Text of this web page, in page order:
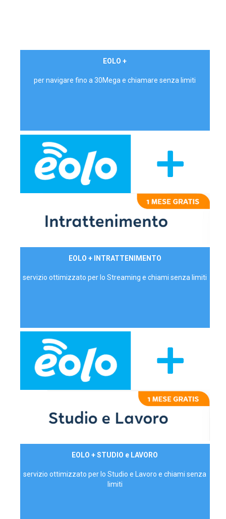
EOLO +
per navigare fino a 30Mega e chiamare senza limiti
EOLO + INTRATTENIMENTO
servizio ottimizzato per lo Streaming e chiami senza limiti
EOLO + STUDIO e LAVORO
servizio ottimizzato per lo Studio e Lavoro e chiami senza
limiti